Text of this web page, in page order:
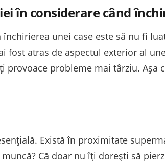
în considerare când
unei case este să nu fi
fost atras de aspectul exterior al
provoace probleme mai târziu. Așa
Există în proximitate
Că doar nu îți dorești să